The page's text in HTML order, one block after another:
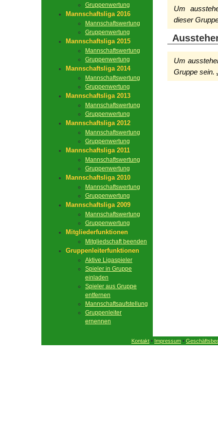
Gruppenwertung
Mannschaftsliga 2016
Mannschaftswertung
Gruppenwertung
Mannschaftsliga 2015
Mannschaftswertung
Gruppenwertung
Mannschaftsliga 2014
Mannschaftswertung
Gruppenwertung
Mannschaftsliga 2013
Mannschaftswertung
Gruppenwertung
Mannschaftsliga 2012
Mannschaftswertung
Gruppenwertung
Mannschaftsliga 2011
Mannschaftswertung
Gruppenwertung
Mannschaftsliga 2010
Mannschaftswertung
Gruppenwertung
Mannschaftsliga 2009
Mannschaftswertung
Gruppenwertung
Mitgliederfunktionen
Mitgliedschaft beenden
Gruppenleiterfunktionen
Aktive Ligaspieler
Spieler in Gruppe
einladen
Spieler aus Gruppe
entfernen
Mannschaftsaufstellung
Gruppenleiter
ernennen
Um
dieser
Um
Gruppe sein.
Kontakt • Impressum •